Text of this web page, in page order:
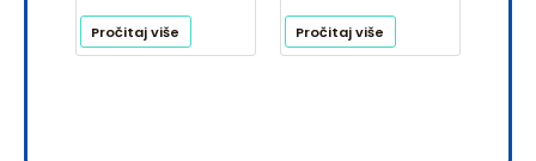
Pročitaj više Pročitaj više